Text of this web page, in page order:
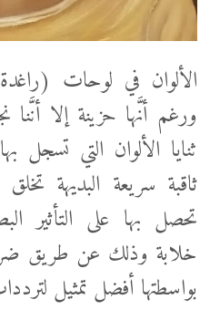
الألوان في لوحات
ورغم أنَّها حزينة إلا أنَّنا
ثنايا الألوان التي تسجل
ثاقبة سريعة البديهة
تحصل بها على التأثير
خلابة وذلك عن طريق
بواسطتها أفضل تمثيل